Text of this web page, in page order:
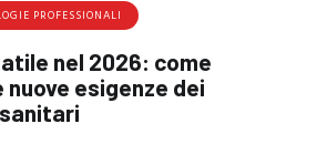
PROFESSIONALI
nel 2026: come
esigenze dei